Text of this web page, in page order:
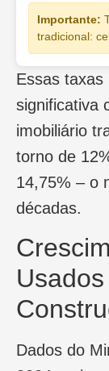
Importante:
tradicional:
Essas
significativa
imobiliário
torno de
14,75% – o
décadas.
Dados do